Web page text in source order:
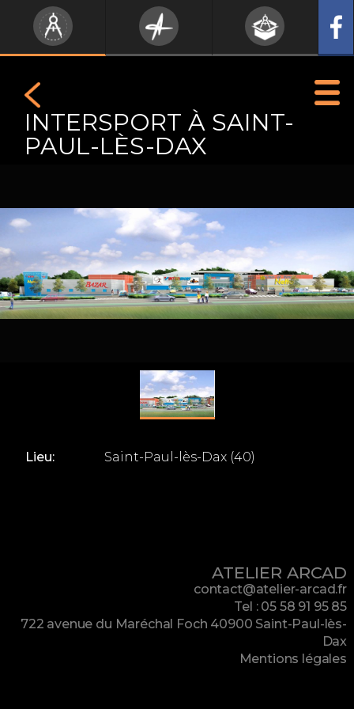
INTERSPORT À SAINT-
PAUL-LÈS-DAX
Lieu: Saint-Paul-lès-Dax (40)
ATELIER ARCAD
contact@atelier-arcad.fr
Tel : 05 58 91 95 85
722 avenue du Maréchal Foch 40900 Saint-Paul-lès-
Dax
Mentions légales